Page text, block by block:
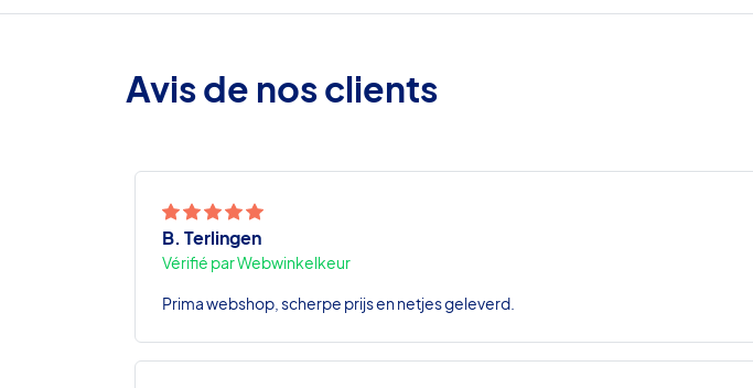
Avis de nos clients
B. Terlingen
Vérifié par Webwinkelkeur
Prima webshop, scherpe prijs en netjes geleverd.